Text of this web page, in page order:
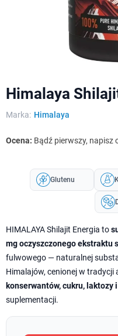
Himalaya
Marka: Himalaya
Ocena: Bądź pierwszy, napisz
Glutenu
HIMALAYA Shilajit Energia to
mg oczyszczonego ekstraktu
fulwowego — naturalnej
Himalajów, cenionej w tradycji
konserwantów, cukru, laktozy
suplementacji.